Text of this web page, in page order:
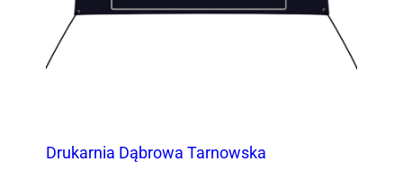
Drukarnia Dąbrowa Tarnowska